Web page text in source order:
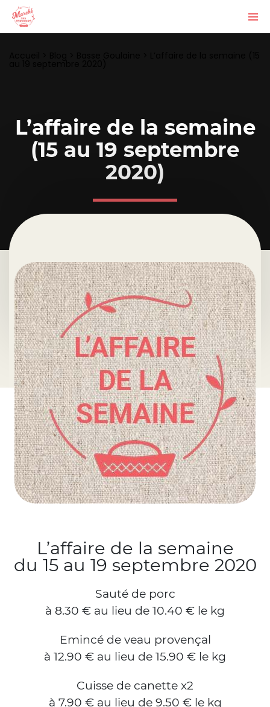
L’affaire de la semaine
(15 au 19 septembre
2020)
L’affaire de la semaine
du 15 au 19 septembre 2020
Sauté de porc
à 8.30 € au lieu de 10.40 € le kg
Emincé de veau provençal
à 12.90 € au lieu de 15.90 € le kg
Cuisse de canette x2
à 7.90 € au lieu de 9.50 € le kg